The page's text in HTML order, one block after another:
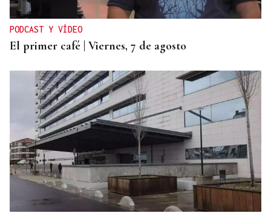
PODCAST Y VÍDEO
El primer café | Viernes, 7 de agosto